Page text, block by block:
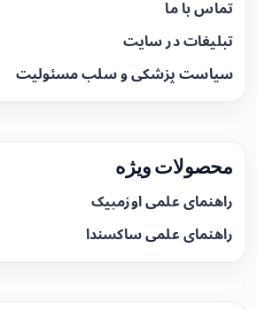
تماس با ما
تبلیغات در سایت
سیاست پزشکی و سلب مسئولیت
محصولات ویژه
راهنمای علمی اوزمپیک
راهنمای علمی ساکسندا